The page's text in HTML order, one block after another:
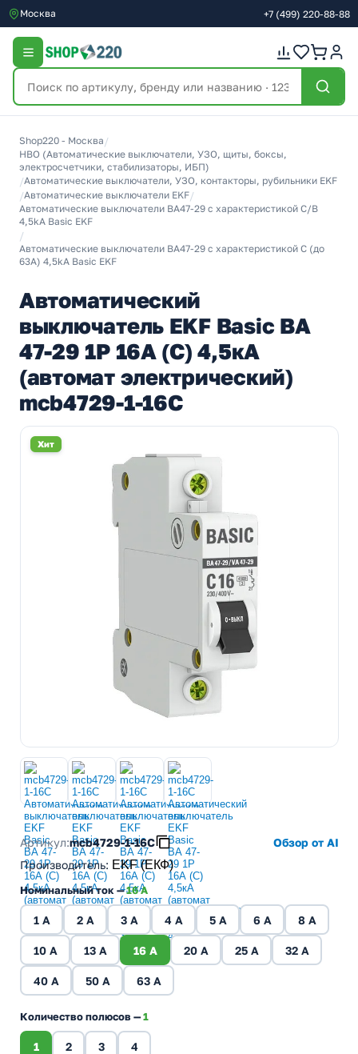
Москва +7 (499) 220-88-88
Shop220 - Москва /
НВО (Автоматические выключатели, УЗО, щиты, боксы,
электросчетчики, стабилизаторы, ИБП)
/Автоматические выключатели, УЗО, контакторы, рубильники EKF
/Автоматические выключатели EKF/
Автоматические выключатели ВА47-29 с характеристикой C/В
4,5kA Basic EKF
/
Автоматические выключатели ВА47-29 с характеристикой C (до
63A) 4,5kA Basic EKF
Автоматический
выключатель EKF Basic ВА
47-29 1P 16А (C) 4,5кА
(автомат электрический)
mcb4729-1-16C
Хит
Артикул:mcb4729-1-16C
Обзор от AI
Производитель: EKF (ЕКФ)
Номинальный ток —16 A
1 A 2 A 3 A 4 A 5 A 6 A 8 A
10 A 13 A 16 A 20 A 25 A 32 A
40 A 50 A 63 A
Количество полюсов —1
1 2 3 4